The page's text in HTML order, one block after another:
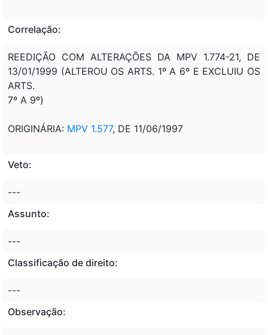
Correlação:
REEDIÇÃO COM ALTERAÇÕES DA MPV 1.774-21, DE
13/01/1999 (ALTEROU OS ARTS. 1º A 6º E EXCLUIU OS
ARTS.
7º A 9º)
ORIGINÁRIA: MPV 1.577, DE 11/06/1997
Veto:
---
Assunto:
---
Classificação de direito:
---
Observação: